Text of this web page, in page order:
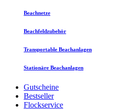
Beachnetze
Beachfeldzubehör
Transportable Beachanlagen
Stationäre Beachanlagen
Gutscheine
Bestseller
Flockservice